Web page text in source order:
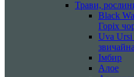
Трави,
Black
Горіх
Uva Ursi
Імбир
Алое